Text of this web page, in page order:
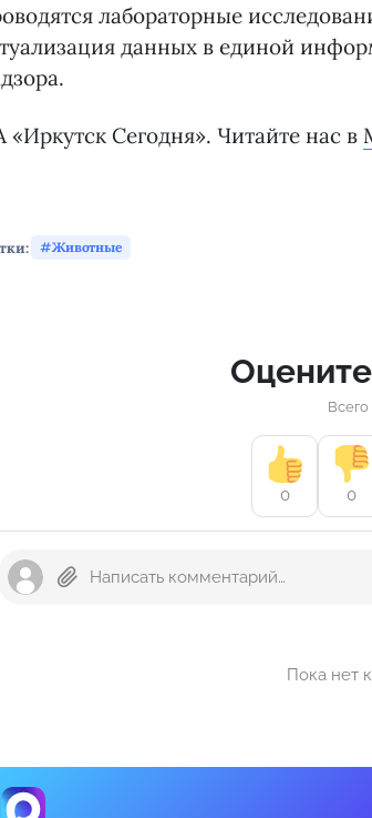
лабораторные
данных в единой
«Иркутск Сегодня». Читайте нас в
Животные
Всего
0 0
Пока нет